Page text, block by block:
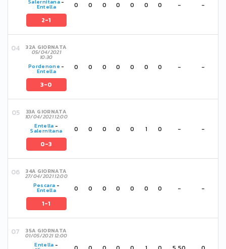
Salernitana-
Entella
2-1
0 0 0 0 0 0 0 - -
32A GIORNATA
05/04/2021
10:30
Pordenone -
Entella
3-0
0 0 0 0 0 0 0 - -
33A GIORNATA
10/04/2021 12:00
Entella -
Salernitana
0-3
0 0 0 0 0 1 0 - -
34A GIORNATA
27/04/2021 12:00
Pescara -
Entella
1-1
0 0 0 0 0 0 0 - -
35A GIORNATA
01/05/2021 12:00
Entella -